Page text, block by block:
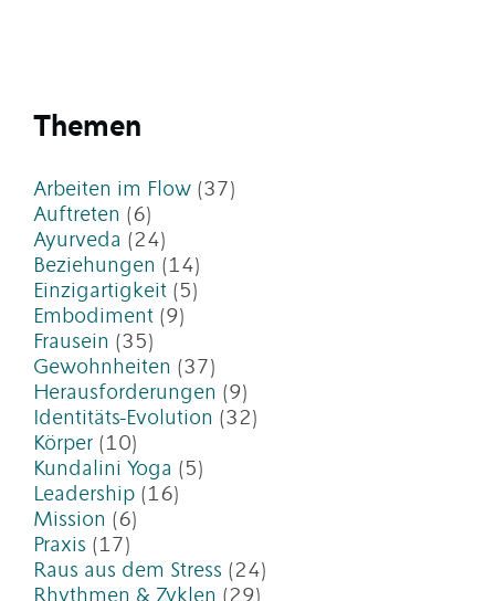
Themen
Arbeiten im Flow (37)
Auftreten (6)
Ayurveda (24)
Beziehungen (14)
Einzigartigkeit (5)
Embodiment (9)
Frausein (35)
Gewohnheiten (37)
Herausforderungen (9)
Identitäts-Evolution (32)
Körper (10)
Kundalini Yoga (5)
Leadership (16)
Mission (6)
Praxis (17)
Raus aus dem Stress (24)
Rhythmen & Zyklen (29)